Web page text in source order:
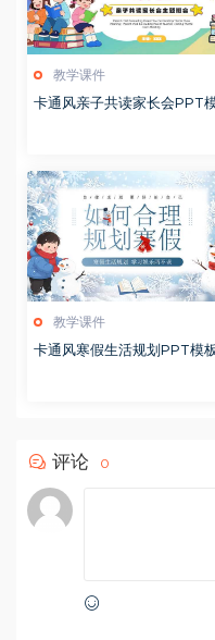
教学课件
卡通风亲子共读家长会PPT
教学课件
卡通风寒假生活规划PPT模
评论 0